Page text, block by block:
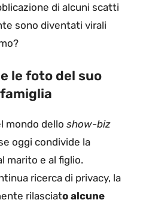
di alcuni scatti
sono diventati virali
le foto del suo
mondo dello show-biz
oggi condivide la
marito e al figlio.
ricerca di privacy, la
rilasciato alcune